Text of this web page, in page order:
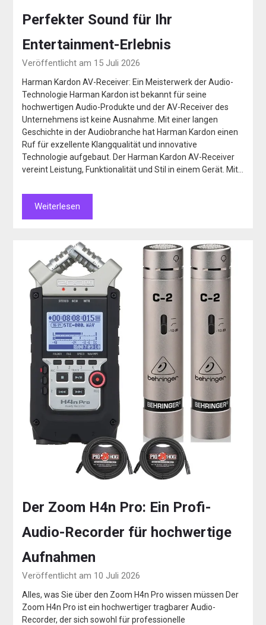
Perfekter Sound für Ihr
Entertainment-Erlebnis
Veröffentlicht am 15 Juli 2026
Harman Kardon AV-Receiver: Ein Meisterwerk der Audio-
Technologie Harman Kardon ist bekannt für seine
hochwertigen Audio-Produkte und der AV-Receiver des
Unternehmens ist keine Ausnahme. Mit einer langen
Geschichte in der Audiobranche hat Harman Kardon einen
Ruf für exzellente Klangqualität und innovative
Technologie aufgebaut. Der Harman Kardon AV-Receiver
vereint Leistung, Funktionalität und Stil in einem Gerät. Mit…
Weiterlesen
Der Zoom H4n Pro: Ein Profi-
Audio-Recorder für hochwertige
Aufnahmen
Veröffentlicht am 10 Juli 2026
Alles, was Sie über den Zoom H4n Pro wissen müssen Der
Zoom H4n Pro ist ein hochwertiger tragbarer Audio-
Recorder, der sich sowohl für professionelle